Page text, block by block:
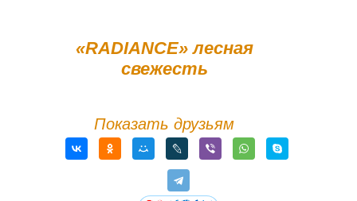
«RADIANCE» лесная
свежесть
Показать друзьям